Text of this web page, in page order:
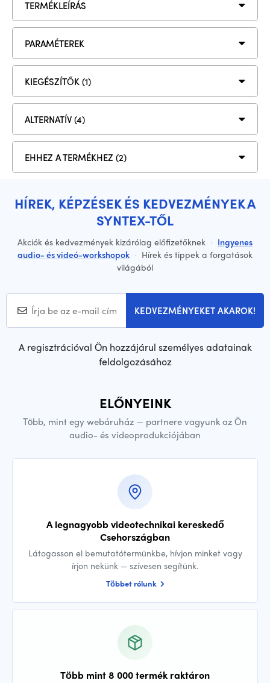
TERMÉKLEÍRÁS
PARAMÉTEREK
KIEGÉSZÍTŐK (1)
ALTERNATÍV (4)
EHHEZ A TERMÉKHEZ (2)
HÍREK, KÉPZÉSEK ÉS KEDVEZMÉNYEK A
SYNTEX-TŐL
Akciók és kedvezmények kizárólag előfizetőknek · Ingyenes
audio- és videó-workshopok · Hírek és tippek a forgatások
világából
KEDVEZMÉNYEKET AKAROK!
A regisztrációval Ön hozzájárul személyes adatainak
feldolgozásához
ELŐNYEINK
Több, mint egy webáruház — partnere vagyunk az Ön
audio- és videoprodukciójában
A legnagyobb videotechnikai kereskedő
Csehországban
Látogasson el bemutatótermünkbe, hívjon minket vagy
írjon nekünk — szívesen segítünk.
Többet rólunk
Több mint 8 000 termék raktáron